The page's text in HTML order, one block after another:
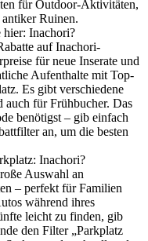
für Outdoor-Aktivitäten,
Ruinen.
hier: Inachori?
auf Inachori-
für neue Inserate und
Aufenthalte mit Top-
Es gibt verschiedene
auch für Frühbucher. Das
benötigst – gib einfach
an, um die besten
Inachori?
Auswahl an
– perfekt für Familien
während ihres
leicht zu finden, gib
den Filter „Parkplatz